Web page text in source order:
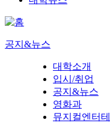
공지&뉴스
대학소개
입시/취업
공지&뉴스
영화과
뮤지컬엔터